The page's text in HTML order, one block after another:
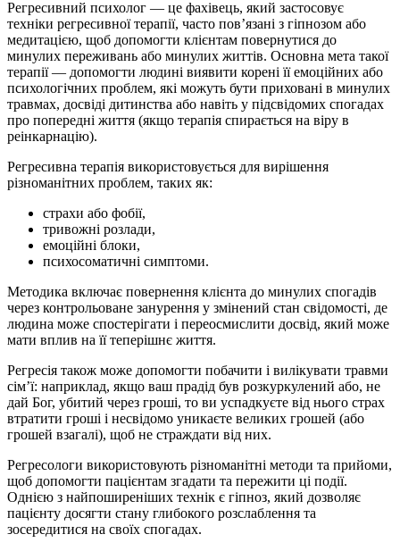
Регресивний психолог — це фахівець, який застосовує
техніки регресивної терапії, часто пов’язані з гіпнозом або
медитацією, щоб допомогти клієнтам повернутися до
минулих переживань або минулих життів. Основна мета такої
терапії — допомогти людині виявити корені її емоційних або
психологічних проблем, які можуть бути приховані в минулих
травмах, досвіді дитинства або навіть у підсвідомих спогадах
про попередні життя (якщо терапія спирається на віру в
реінкарнацію).
Регресивна терапія використовується для вирішення
різноманітних проблем, таких як:
страхи або фобії,
тривожні розлади,
емоційні блоки,
психосоматичні симптоми.
Методика включає повернення клієнта до минулих спогадів
через контрольоване занурення у змінений стан свідомості, де
людина може спостерігати і переосмислити досвід, який може
мати вплив на її теперішнє життя.
Регресія також може допомогти побачити і вилікувати травми
сім’ї: наприклад, якщо ваш прадід був розкуркулений або, не
дай Бог, убитий через гроші, то ви успадкуєте від нього страх
втратити гроші і несвідомо уникаєте великих грошей (або
грошей взагалі), щоб не страждати від них.
Регресологи використовують різноманітні методи та прийоми,
щоб допомогти пацієнтам згадати та пережити ці події.
Однією з найпоширеніших технік є гіпноз, який дозволяє
пацієнту досягти стану глибокого розслаблення та
зосередитися на своїх спогадах.